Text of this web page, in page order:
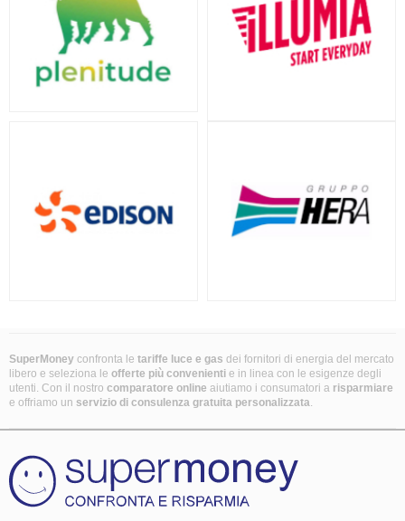
SuperMoney confronta le tariffe luce e gas dei fornitori di energia del mercato
libero e seleziona le offerte più convenienti e in linea con le esigenze degli
utenti. Con il nostro comparatore online aiutiamo i consumatori a risparmiare
e offriamo un servizio di consulenza gratuita personalizzata.